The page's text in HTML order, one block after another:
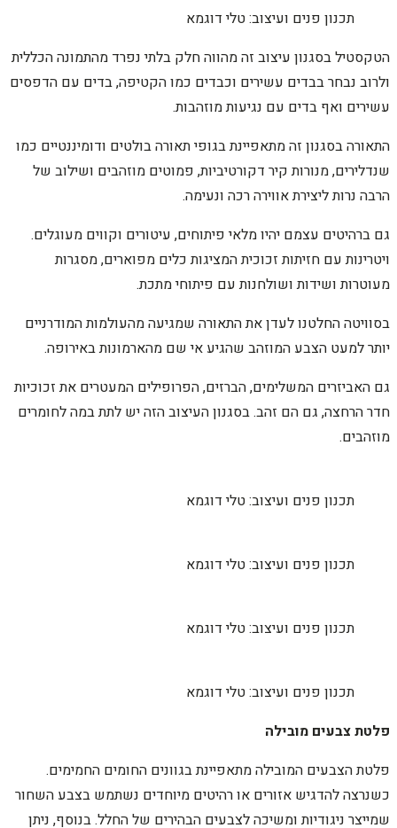
תכנון פנים ועיצוב: טלי דוגמא
הטקסטיל בסגנון עיצוב זה מהווה חלק בלתי נפרד מהתמונה הכללית
ולרוב נבחר בבדים עשירים וכבדים כמו הקטיפה, בדים עם הדפסים
עשירים ואף בדים עם נגיעות מוזהבות.
התאורה בסגנון זה מתאפיינת בגופי תאורה בולטים ודומיננטיים כמו
שנדלירים, מנורות קיר דקורטיביות, פמוטים מוזהבים ושילוב של
הרבה נרות ליצירת אווירה רכה ונעימה.
גם ברהיטים עצמם יהיו מלאי פיתוחים, עיטורים וקווים מעוגלים.
ויטרינות עם חזיתות זכוכית המציגות כלים מפוארים, מסגרות
מעוטרות ושידות ושולחנות עם פיתוחי מתכת.
בסוויטה החלטנו לעדן את התאורה שמגיעה מהעולמות המודרניים
יותר למעט הצבע המוזהב שהגיע אי שם מהארמונות באירופה.
גם האביזרים המשלימים, הברזים, הפרופילים המעטרים את זכוכיות
חדר הרחצה, גם הם זהב. בסגנון העיצוב הזה יש לתת במה לחומרים
מוזהבים.
תכנון פנים ועיצוב: טלי דוגמא
תכנון פנים ועיצוב: טלי דוגמא
תכנון פנים ועיצוב: טלי דוגמא
תכנון פנים ועיצוב: טלי דוגמא
פלטת צבעים מובילה
פלטת הצבעים המובילה מתאפיינת בגוונים החומים החמימים.
כשנרצה להדגיש אזורים או רהיטים מיוחדים נשתמש בצבע השחור
שמייצר ניגודיות ומשיכה לצבעים הבהירים של החלל. בנוסף, ניתן